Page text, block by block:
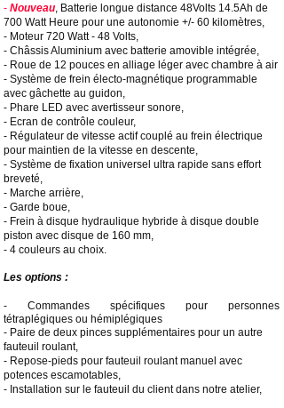
- Nouveau, Batterie longue distance 48Volts 14.5Ah de
700 Watt Heure pour une autonomie +/- 60 kilomètres,
- Moteur 720 Watt - 48 Volts,
- Châssis Aluminium avec batterie amovible intégrée,
- Roue de 12 pouces en alliage léger avec chambre à air
- Système de frein électo-magnétique programmable
avec gâchette au guidon,
- Phare LED avec avertisseur sonore,
- Ecran de contrôle couleur,
- Régulateur de vitesse actif couplé au frein électrique
pour maintien de la vitesse en descente,
- Système de fixation universel ultra rapide sans effort
breveté,
- Marche arrière,
- Garde boue,
- Frein à disque hydraulique hybride à disque double
piston avec disque de 160 mm,
- 4 couleurs au choix.
Les options :
- Commandes spécifiques pour personnes
tétraplégiques ou hémiplégiques
- Paire de deux pinces supplémentaires pour un autre
fauteuil roulant,
- Repose-pieds pour fauteuil roulant manuel avec
potences escamotables,
- Installation sur le fauteuil du client dans notre atelier,